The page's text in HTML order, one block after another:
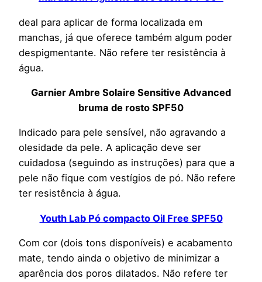
deal para aplicar de forma localizada em
manchas, já que oferece também algum poder
despigmentante. Não refere ter resistência à
água.
Garnier Ambre Solaire Sensitive Advanced
bruma de rosto SPF50
Indicado para pele sensível, não agravando a
olesidade da pele. A aplicação deve ser
cuidadosa (seguindo as instruções) para que a
pele não fique com vestígios de pó. Não refere
ter resistência à água.
Youth Lab Pó compacto Oil Free SPF50
Com cor (dois tons disponíveis) e acabamento
mate, tendo ainda o objetivo de minimizar a
aparência dos poros dilatados. Não refere ter